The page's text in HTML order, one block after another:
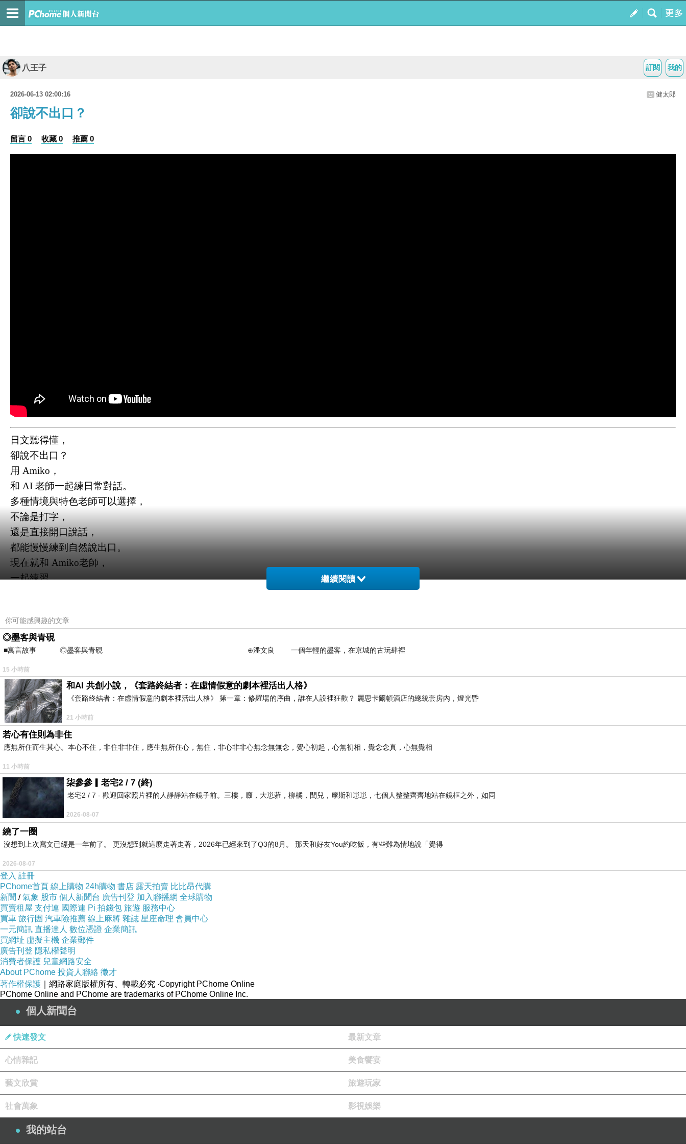
我的
訂閱
八王子
2026-06-13 02:00:16 健太郎
卻說不出口？
留言 0 收藏 0 推薦 0
日文聽得懂，
卻說不出口？
用 Amiko，
和 AI 老師一起練日常對話。
多種情境與特色老師可以選擇，
不論是打字，
還是直接開口說話，
都能慢慢練到自然說出口。
現在就和 Amiko老師，
一起練習，
繼續閱讀
你可能感興趣的文章
◎墨客與青硯
■寓言故事 ◎墨客與青硯 ⊕潘文良 一個年輕的墨客，在京城的古玩肆裡
15 小時前
和AI 共創小說，《套路終結者：在虛情假意的劇本裡活出人格》
《套路終結者：在虛情假意的劇本裡活出人格》 第一章：修羅場的序曲，誰在人設裡狂歡？ 麗思卡爾頓酒店的總統套房內，燈光昏
21 小時前
若心有住則為非住
應無所住而生其心。本心不住，非住非非住，應生無所住心，無住，非心非非心無念無無念，覺心初起，心無初相，覺念念真，心無覺相
11 小時前
柒參參▎老宅2 / 7 (終)
老宅2 / 7 - 歡迎回家照片裡的人靜靜站在鏡子前。三樓，廄，大崽蕥，柳橘，閆兒，摩斯和崽崽，七個人整整齊齊地站在鏡框之外，如同
2026-08-07
繞了一圈
沒想到上次寫文已經是一年前了。 更沒想到就這麼走著走著，2026年已經來到了Q3的8月。 那天和好友You約吃飯，有些難為情地說「覺得
2026-08-07
登入 註冊
PChome首頁 線上購物 24h購物 書店 露天拍賣 比比昂代購
新聞 /氣象 股市 個人新聞台 廣告刊登 加入聯播網 全球購物
買賣租屋 支付連 國際連 Pi 拍錢包 旅遊 服務中心
買車 旅行團 汽車險推薦 線上麻將 雜誌 星座命理 會員中心
一元簡訊 直播達人 數位憑證 企業簡訊
買網址 虛擬主機 企業郵件
廣告刊登 隱私權聲明
消費者保護 兒童網路安全
About PChome 投資人聯絡 徵才
著作權保護 ｜網路家庭版權所有、轉載必究 ‧Copyright PChome Online
PChome Online and PChome are trademarks of PChome Online Inc.
個人新聞台
快速發文 最新文章
心情雜記 美食饗宴
藝文欣賞 旅遊玩家
社會萬象 影視娛樂
我的站台